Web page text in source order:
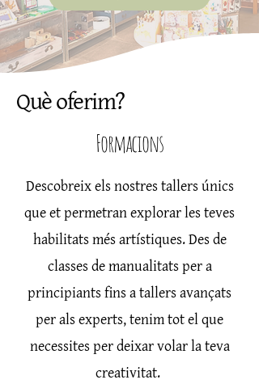
Què oferim?
Formacions
Descobreix els nostres tallers únics
que et permetran explorar les teves
habilitats més artístiques. Des de
classes de manualitats per a
principiants fins a tallers avançats
per als experts, tenim tot el que
necessites per deixar volar la teva
creativitat.